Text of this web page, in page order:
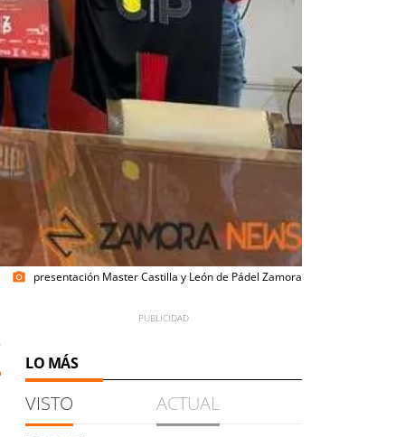
photo_camera presentación Master Castilla y León de Pádel Zamora
LO MÁS
VISTO ACTUAL